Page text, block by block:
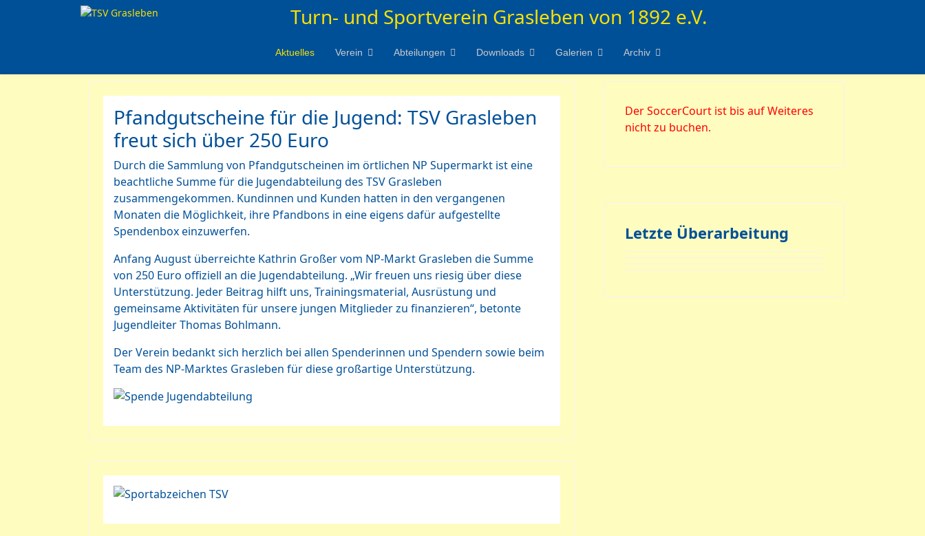
Turn- und Sportverein Grasleben von 1892 e.V.
Aktuelles Verein Abteilungen Downloads Galerien Archiv
Pfandgutscheine für die Jugend: TSV Grasleben
freut sich über 250 Euro
Durch die Sammlung von Pfandgutscheinen im örtlichen NP Supermarkt ist eine
beachtliche Summe für die Jugendabteilung des TSV Grasleben
zusammengekommen. Kundinnen und Kunden hatten in den vergangenen
Monaten die Möglichkeit, ihre Pfandbons in eine eigens dafür aufgestellte
Spendenbox einzuwerfen.
Anfang August überreichte Kathrin Großer vom NP-Markt Grasleben die Summe
von 250 Euro offiziell an die Jugendabteilung. „Wir freuen uns riesig über diese
Unterstützung. Jeder Beitrag hilft uns, Trainingsmaterial, Ausrüstung und
gemeinsame Aktivitäten für unsere jungen Mitglieder zu finanzieren“, betonte
Jugendleiter Thomas Bohlmann.
Der Verein bedankt sich herzlich bei allen Spenderinnen und Spendern sowie beim
Team des NP-Marktes Grasleben für diese großartige Unterstützung.
Der SoccerCourt ist bis auf Weiteres
nicht zu buchen.
Letzte Überarbeitung